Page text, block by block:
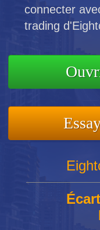
connecter
trading